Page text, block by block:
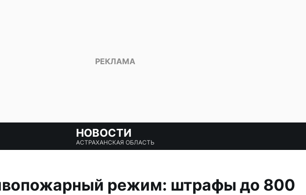
НОВОСТИ
АСТРАХАНСКАЯ ОБЛАСТЬ
режим: штрафы до 800